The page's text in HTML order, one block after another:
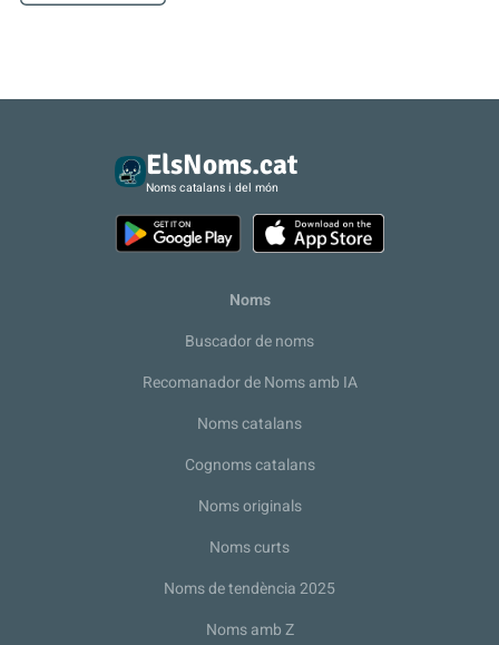
ElsNoms.cat
Noms catalans i del món
Noms
Buscador de noms
Recomanador de Noms amb IA
Noms catalans
Cognoms catalans
Noms originals
Noms curts
Noms de tendència 2025
Noms amb Z